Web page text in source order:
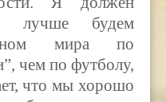
лучше будем
мира по
чем по футболу,
что мы хорошо